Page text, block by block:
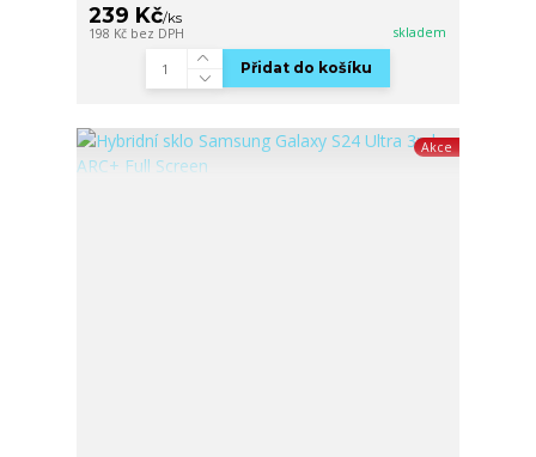
239 Kč/ks
198 Kč bez DPH skladem
Přidat do košíku
Akce